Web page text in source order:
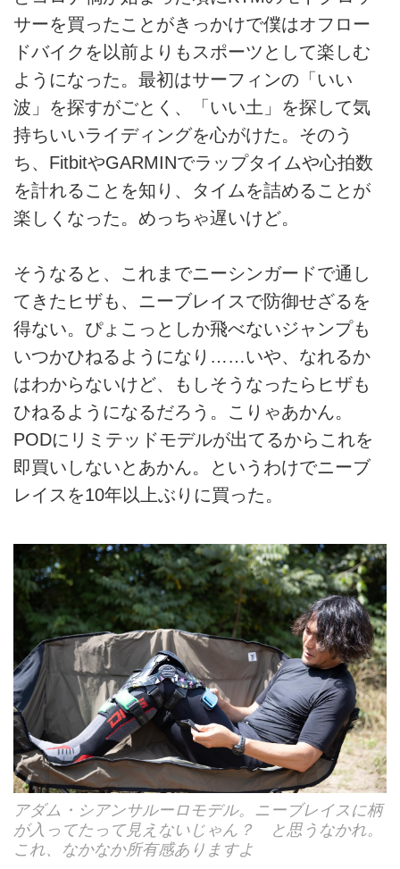
サーを買ったことがきっかけで僕はオフロー
ドバイクを以前よりもスポーツとして楽しむ
ようになった。最初はサーフィンの「いい
波」を探すがごとく、「いい土」を探して気
持ちいいライディングを心がけた。そのう
ち、FitbitやGARMINでラップタイムや心拍数
を計れることを知り、タイムを詰めることが
楽しくなった。めっちゃ遅いけど。
そうなると、これまでニーシンガードで通し
てきたヒザも、ニーブレイスで防御せざるを
得ない。ぴょこっとしか飛べないジャンプも
いつかひねるようになり……いや、なれるか
はわからないけど、もしそうなったらヒザも
ひねるようになるだろう。こりゃあかん。
PODにリミテッドモデルが出てるからこれを
即買いしないとあかん。というわけでニーブ
レイスを10年以上ぶりに買った。
アダム・シアンサルーロモデル。ニーブレイスに柄
が入ってたって見えないじゃん？ と思うなかれ。
これ、なかなか所有感ありますよ